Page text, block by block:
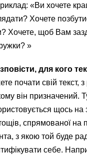
«Ви хочете
Хочете
Хочете, щоб Вам
»
для кого
почати свій текст, з
він призначений.
щось на
спрямованої на
з якою той буде
себе.